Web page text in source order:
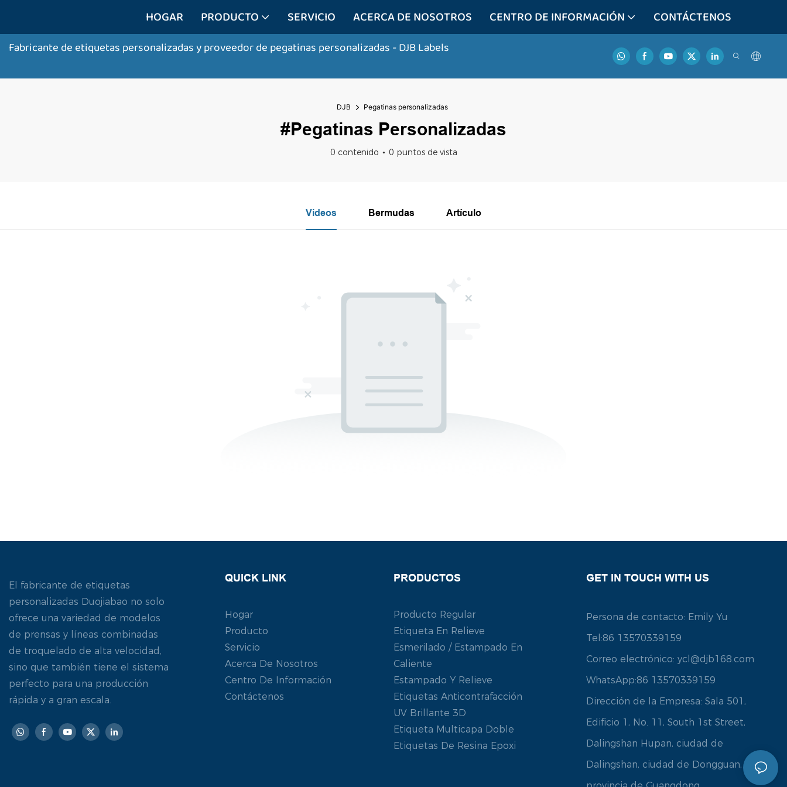
HOGAR PRODUCTO SERVICIO ACERCA DE NOSOTROS CENTRO DE INFORMACIÓN CONTÁCTENOS
Fabricante de etiquetas personalizadas y proveedor de pegatinas personalizadas - DJB Labels
DJB Pegatinas personalizadas
#Pegatinas Personalizadas
0 contenido 0 puntos de vista
Videos Bermudas Artículo
El fabricante de etiquetas
personalizadas Duojiabao no solo
ofrece una variedad de modelos
de prensas y líneas combinadas
de troquelado de alta velocidad,
sino que también tiene el sistema
perfecto para una producción
rápida y a gran escala.
QUICK LINK
Hogar
Producto
Servicio
Acerca De Nosotros
Centro De Información
Contáctenos
PRODUCTOS
Producto Regular
Etiqueta En Relieve
Esmerilado / Estampado En
Caliente
Estampado Y Relieve
Etiquetas Anticontrafacción
UV Brillante 3D
Etiqueta Multicapa Doble
Etiquetas De Resina Epoxi
GET IN TOUCH WITH US
Persona de contacto: Emily Yu
Tel:86 13570339159
Correo electrónico: ycl@djb168.com
WhatsApp:86 13570339159
Dirección de la Empresa: Sala 501,
Edificio 1, No. 11, South 1st Street,
Dalingshan Hupan, ciudad de
Dalingshan, ciudad de Dongguan,